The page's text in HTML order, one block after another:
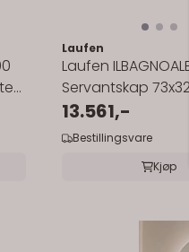
Laufen
Laufen
Servantskap
servant
13.561,-
Bestillingsvare
Kjøp